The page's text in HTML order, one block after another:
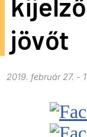
jövőt
2019. február 27. -